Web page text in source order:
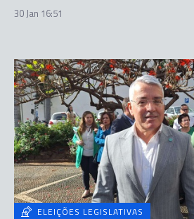
30 Jan 16:51
ELEIÇÕES LEGISLATIVAS